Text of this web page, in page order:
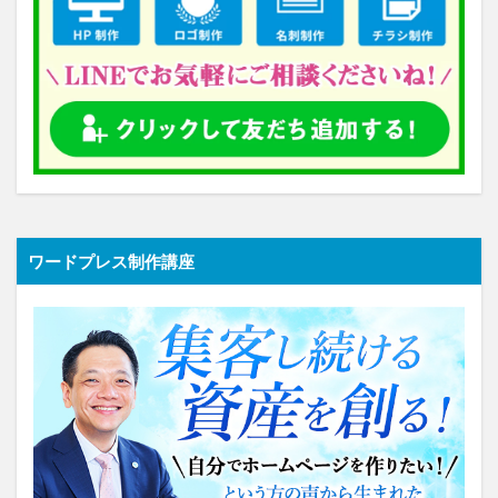
ワードプレス制作講座